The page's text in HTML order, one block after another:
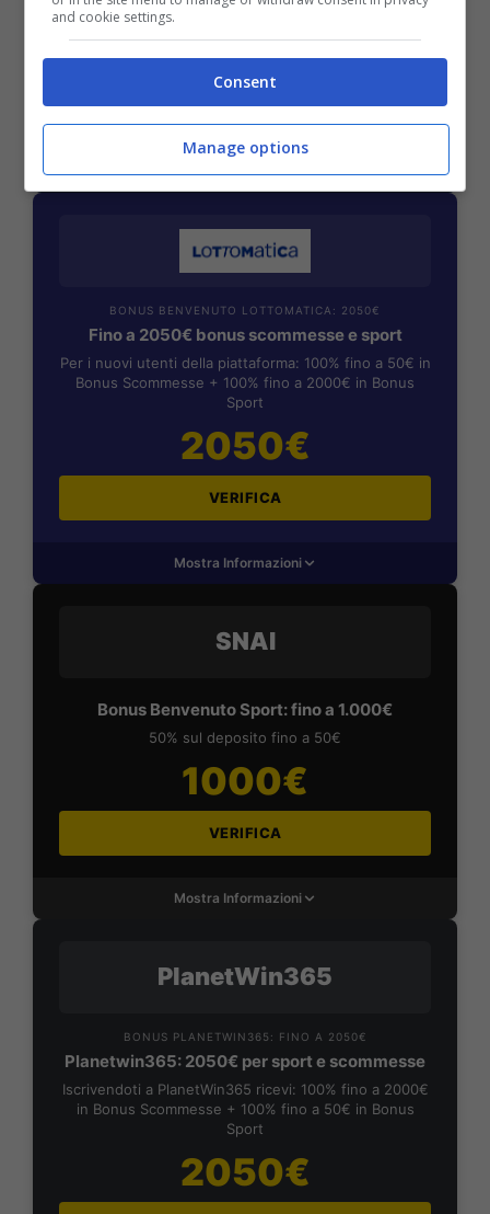
Scommesse + 50% del primo deposito fino a 50€
2050€
VERIFICA
Mostra Informazioni
BONUS BENVENUTO LOTTOMATICA: 2050€
Fino a 2050€ bonus scommesse e sport
Per i nuovi utenti della piattaforma: 100% fino a 50€ in
Bonus Scommesse + 100% fino a 2000€ in Bonus
Sport
2050€
VERIFICA
Mostra Informazioni
SNAI
Bonus Benvenuto Sport: fino a 1.000€
50% sul deposito fino a 50€
1000€
VERIFICA
Mostra Informazioni
PlanetWin365
BONUS PLANETWIN365: FINO A 2050€
Planetwin365: 2050€ per sport e scommesse
Iscrivendoti a PlanetWin365 ricevi: 100% fino a 2000€
in Bonus Scommesse + 100% fino a 50€ in Bonus
Sport
2050€
and cookie settings.
Consent
Manage options